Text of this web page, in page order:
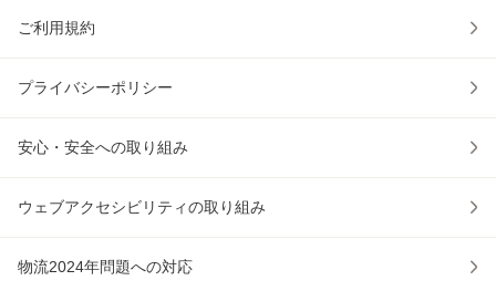
ご利用規約
プライバシーポリシー
安心・安全への取り組み
ウェブアクセシビリティの取り組み
物流2024年問題への対応